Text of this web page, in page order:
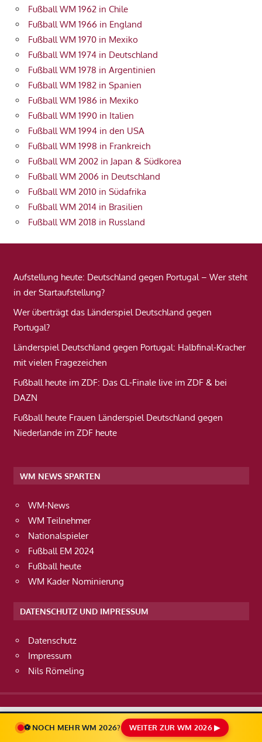
Fußball WM 1962 in Chile
Fußball WM 1966 in England
Fußball WM 1970 in Mexiko
Fußball WM 1974 in Deutschland
Fußball WM 1978 in Argentinien
Fußball WM 1982 in Spanien
Fußball WM 1986 in Mexiko
Fußball WM 1990 in Italien
Fußball WM 1994 in den USA
Fußball WM 1998 in Frankreich
Fußball WM 2002 in Japan & Südkorea
Fußball WM 2006 in Deutschland
Fußball WM 2010 in Südafrika
Fußball WM 2014 in Brasilien
Fußball WM 2018 in Russland
Aufstellung heute: Deutschland gegen Portugal – Wer steht
in der Startaufstellung?
Wer überträgt das Länderspiel Deutschland gegen
Portugal?
Länderspiel Deutschland gegen Portugal: Halbfinal-Kracher
mit vielen Fragezeichen
Fußball heute im ZDF: Das CL-Finale live im ZDF & bei
DAZN
Fußball heute Frauen Länderspiel Deutschland gegen
Niederlande im ZDF heute
WM NEWS SPARTEN
WM-News
WM Teilnehmer
Nationalspieler
Fußball EM 2024
Fußball heute
WM Kader Nominierung
DATENSCHUTZ UND IMPRESSUM
Datenschutz
Impressum
Nils Römeling
⚽ NOCH MEHR WM 2026? WEITER ZUR WM 2026 ▶